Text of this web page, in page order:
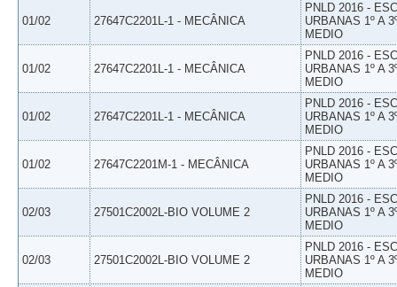
01/02 27647C2201L-1 - MECÂNICA
PNLD 2016 -
URBANAS 1º A
MEDIO
01/02 27647C2201L-1 - MECÂNICA
PNLD 2016 -
URBANAS 1º A
MEDIO
01/02 27647C2201L-1 - MECÂNICA
PNLD 2016 -
URBANAS 1º A
MEDIO
01/02 27647C2201M-1 - MECÂNICA
PNLD 2016 -
URBANAS 1º A
MEDIO
02/03 27501C2002L-BIO VOLUME 2
PNLD 2016 -
URBANAS 1º A
MEDIO
02/03 27501C2002L-BIO VOLUME 2
PNLD 2016 -
URBANAS 1º A
MEDIO